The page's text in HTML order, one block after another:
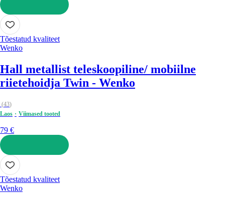
LISA OSTUKORVI
Tõestatud kvaliteet
Wenko
Hall metallist teleskoopiline/ mobiilne
riietehoidja Twin - Wenko
(43)
Laos
Viimased tooted
79 €
LISA OSTUKORVI
Tõestatud kvaliteet
Wenko